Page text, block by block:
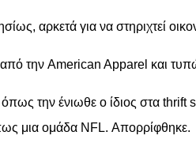
αρκετά για να στηριχτεί
την American Apparel και
την ένιωθε ο ίδιος στα
μια ομάδα NFL. Απορρίφθηκε.